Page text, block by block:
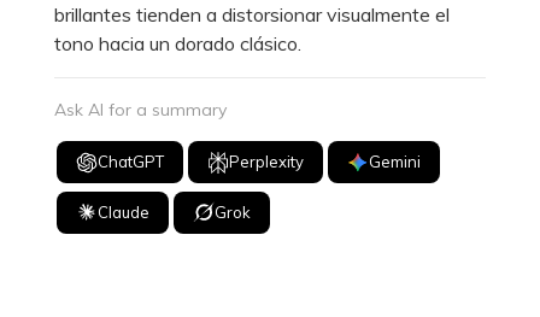
brillantes tienden a distorsionar visualmente el
tono hacia un dorado clásico.
Ask AI for a summary
ChatGPT Perplexity Gemini
Claude Grok